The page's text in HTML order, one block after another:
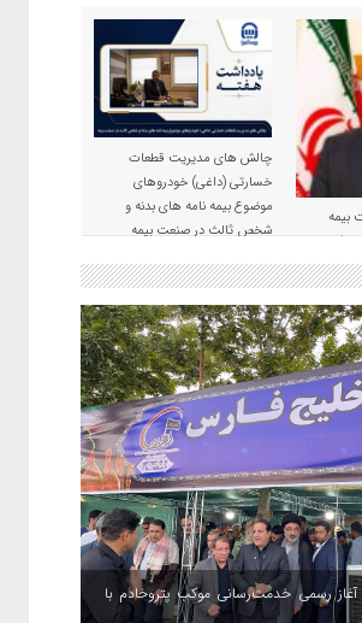
بیمه
حکمت صبا در سال ۱۴۰۵ کامل می
چالش های مدیریت قطعات
خسارتی (داغی) خودروهای
موضوع بیمه نامه های بدنه و
شخص ثالث در صنعت بیمه
رسمی خدمت‌رسانی موکب پتروخادم با